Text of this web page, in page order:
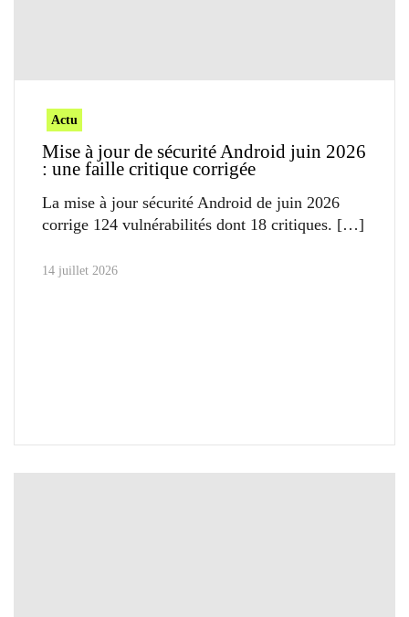
Actu
Mise à jour de sécurité Android juin 2026
: une faille critique corrigée
La mise à jour sécurité Android de juin 2026
corrige 124 vulnérabilités dont 18 critiques.
14 juillet 2026